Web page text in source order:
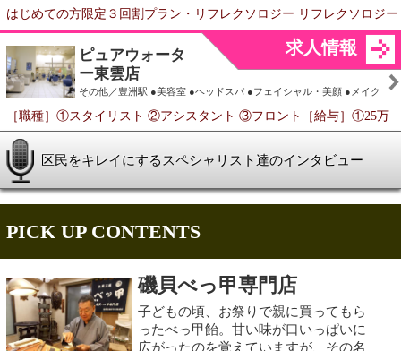
無償譲渡会＆無料回収」
（江東区）
新生児～160cmまでのサイズアウトしたこども服を次世代の
こども達へ譲渡してリユースしましょう！ こどもの着られな
くなったこども服や絵本は捨てずに無料回収に持っていきま
しょう！ こ...
江戸川区時間 江東区時間 葛飾区時間
表示：PC|モバイル
©